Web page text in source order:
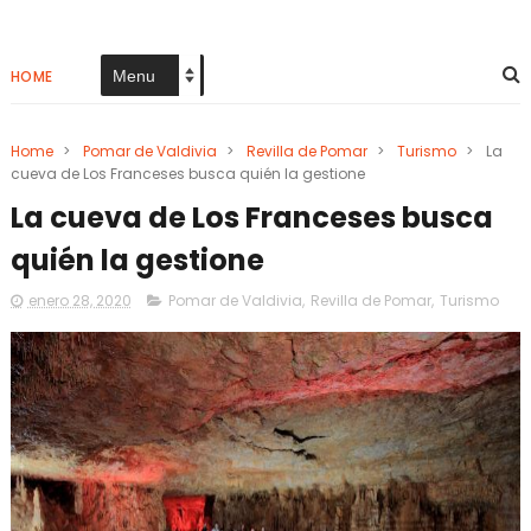
HOME
Home > Pomar de Valdivia > Revilla de Pomar > Turismo >
La
cueva de Los Franceses busca quién la gestione
La cueva de Los Franceses busca
quién la gestione
enero 28, 2020 Pomar de Valdivia, Revilla de Pomar, Turismo